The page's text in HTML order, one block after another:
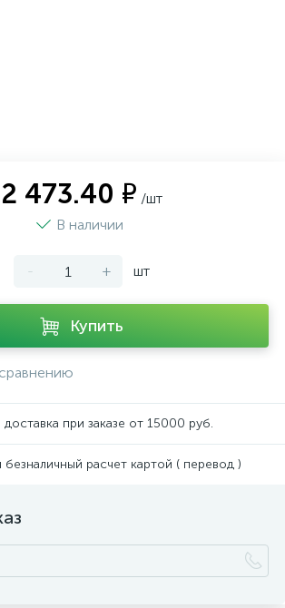
2 473.40 ₽ /шт
В наличии
- + шт
Купить
доставка при заказе от 15000 руб.
безналичный расчет картой ( перевод )